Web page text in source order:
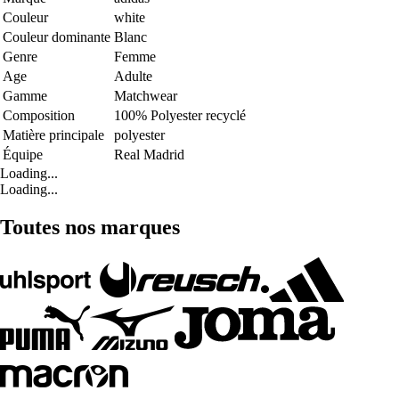
Couleur
white
Couleur dominante Blanc
Genre
Femme
Age
Adulte
Gamme
Matchwear
Composition
100% Polyester recyclé
Matière principale
polyester
Équipe
Real Madrid
Loading...
Loading...
Toutes nos marques